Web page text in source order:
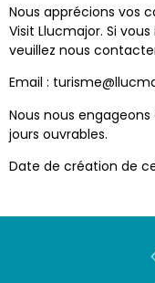
Nous apprécions vos
Visit Llucmajor. Si
veuillez nous
Email :
Nous nous
jours ouvrables.
Date de création de